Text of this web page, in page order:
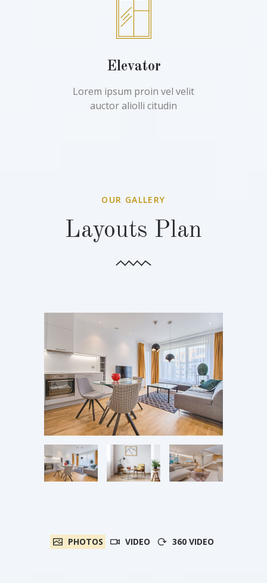
Elevator
Lorem ipsum proin vel velit
auctor aliolli citudin
OUR GALLERY
Layouts Plan
PHOTOS VIDEO 360 VIDEO